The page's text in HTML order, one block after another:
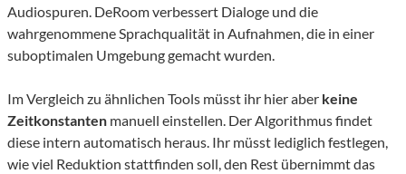
Audiospuren. DeRoom verbessert Dialoge und die
wahrgenommene Sprachqualität in Aufnahmen, die in einer
suboptimalen Umgebung gemacht wurden.
Im Vergleich zu ähnlichen Tools müsst ihr hier aber keine
Zeitkonstanten manuell einstellen. Der Algorithmus findet
diese intern automatisch heraus. Ihr müsst lediglich festlegen,
wie viel Reduktion stattfinden soll, den Rest übernimmt das